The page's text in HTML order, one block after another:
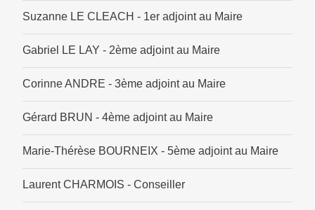
Suzanne LE CLEACH - 1er adjoint au Maire
Gabriel LE LAY - 2ème adjoint au Maire
Corinne ANDRE - 3ème adjoint au Maire
Gérard BRUN - 4ème adjoint au Maire
Marie-Thérèse BOURNEIX - 5ème adjoint au Maire
Laurent CHARMOIS - Conseiller